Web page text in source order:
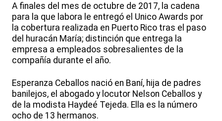
A finales del mes de octubre de 2017, la cadena
para la que labora le entregó el Unico Awards por
la cobertura realizada en Puerto Rico tras el paso
del huracán María; distinción que entrega la
empresa a empleados sobresalientes de la
compañía durante el año.
Esperanza Ceballos nació en Baní, hija de padres
banilejos, el abogado y locutor Nelson Ceballos y
de la modista Haydeé Tejeda. Ella es la número
ocho de 13 hermanos.